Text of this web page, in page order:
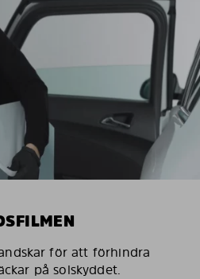
för att förhindra
på solskyddet.